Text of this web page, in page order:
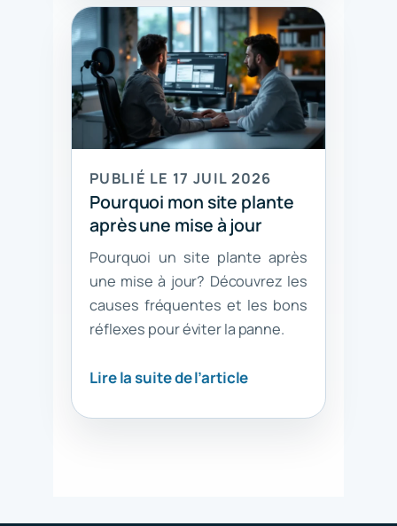
PUBLIÉ LE 17 JUIL 2026
Pourquoi mon site plante
après une mise à jour
Pourquoi un site plante après
une mise à jour? Découvrez les
causes fréquentes et les bons
réflexes pour éviter la panne.
Lire la suite de l’article